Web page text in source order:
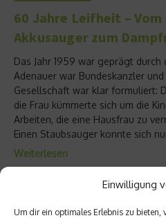
Einwilligung
Um dir ein optimales Erlebnis zu bieten,
60 Jahre Leifheit –
Akkusauger zum
Das Jahr 1959 war geprägt
Adenauer war Bundeskanzler
Gesellschaft war klar formuliert:
die Frau kümmerte sich um die
Arbeiten, die eine Hausfrau zu
Einen Staubsauger konnte sich
Weiterlesen